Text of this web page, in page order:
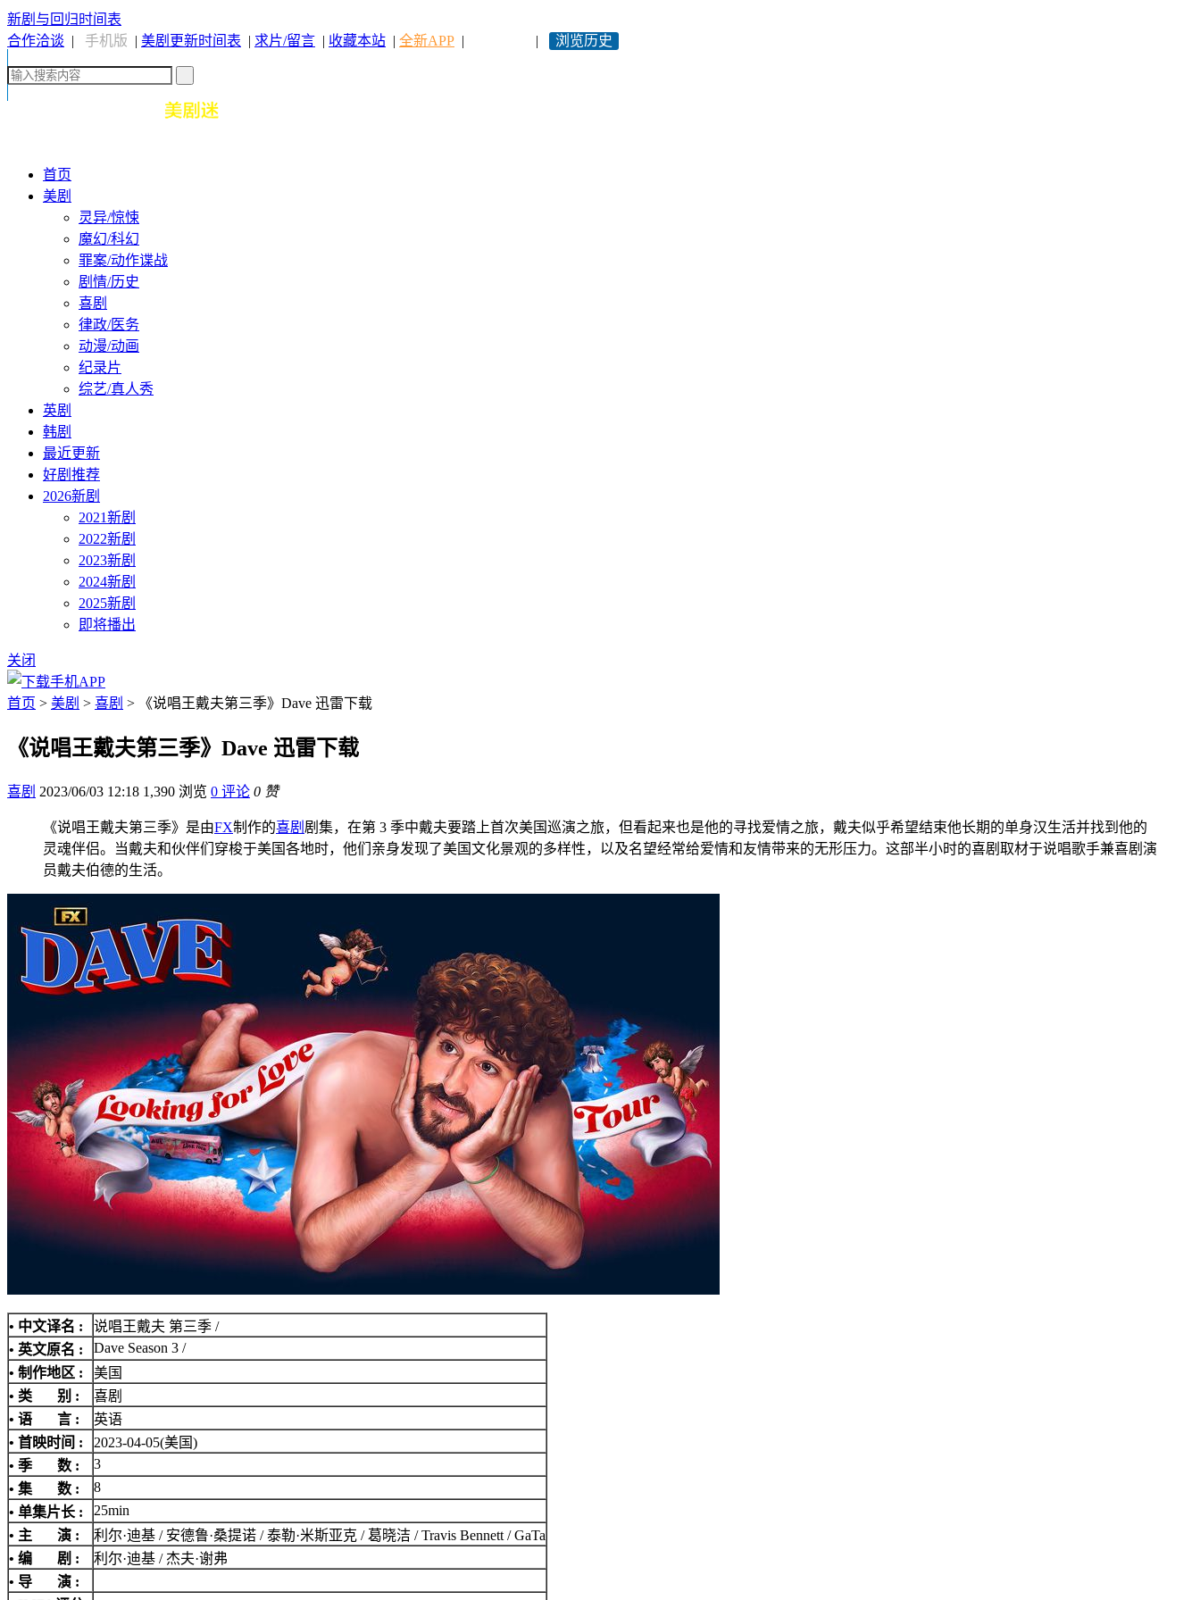
新剧与回归时间表
合作洽谈 | 手机版 | 美剧更新时间表 | 求片/留言 | 收藏本站 | 全新APP | | 浏览历史
首页
美剧
灵异/惊悚
魔幻/科幻
罪案/动作谍战
剧情/历史
喜剧
律政/医务
动漫/动画
纪录片
综艺/真人秀
英剧
韩剧
最近更新
好剧推荐
2026新剧
2021新剧
2022新剧
2023新剧
2024新剧
2025新剧
即将播出
关闭
首页 > 美剧 > 喜剧 > 《说唱王戴夫第三季》Dave 迅雷下载
《说唱王戴夫第三季》Dave 迅雷下载
喜剧 2023/06/03 12:18 1,390 浏览 0 评论 0 赞
《说唱王戴夫第三季》是由FX制作的喜剧 剧集，在第 3 季中戴夫要踏上首次美国巡演之旅，但看起来也是他的寻找爱情之旅，戴夫似乎希望结束他长期的单身汉生活并找到他的
灵魂伴侣。当戴夫和伙伴们穿梭于美国各地时，他们亲身发现了美国文化景观的多样性，以及名望经常给爱情和友情带来的无形压力。这部半小时的喜剧取材于说唱歌手兼喜剧演
员戴夫伯德的生活。
• 中文译名 :
说唱王戴夫 第三季 /
• 英文原名 :
Dave Season 3 /
• 制作地区 :
美国
• 类 别 :
喜剧
• 语 言 :
英语
• 首映时间 :
2023-04-05(美国)
• 季 数 :
3
• 集 数 :
8
• 单集片长 :
25min
• 主 演 :
利尔·迪基 / 安德鲁·桑提诺 / 泰勒·米斯亚克 / 葛晓洁 / Travis Bennett / GaTa
• 编 剧 :
利尔·迪基 / 杰夫·谢弗
• 导 演 :